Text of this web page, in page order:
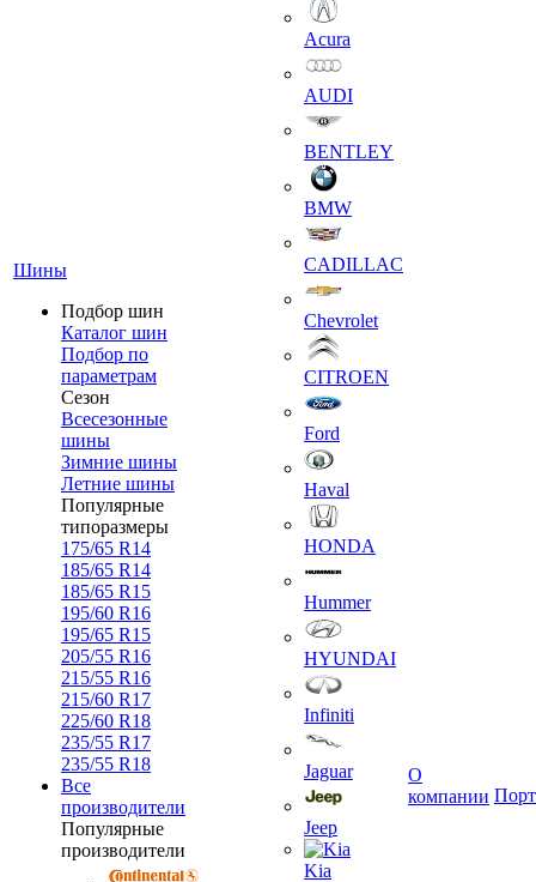
Шины
Подбор шин
Каталог шин
Подбор по
параметрам
Сезон
Всесезонные
шины
Зимние шины
Летние шины
Популярные
типоразмеры
175/65 R14
185/65 R14
185/65 R15
195/60 R16
195/65 R15
205/55 R16
215/55 R16
215/60 R17
225/60 R18
235/55 R17
235/55 R18
Все
производители
Популярные
производители
Acura
AUDI
BENTLEY
BMW
CADILLAC
Chevrolet
CITROEN
Ford
Haval
HONDA
Hummer
HYUNDAI
Infiniti
Jaguar
Jeep
Kia
О
компании